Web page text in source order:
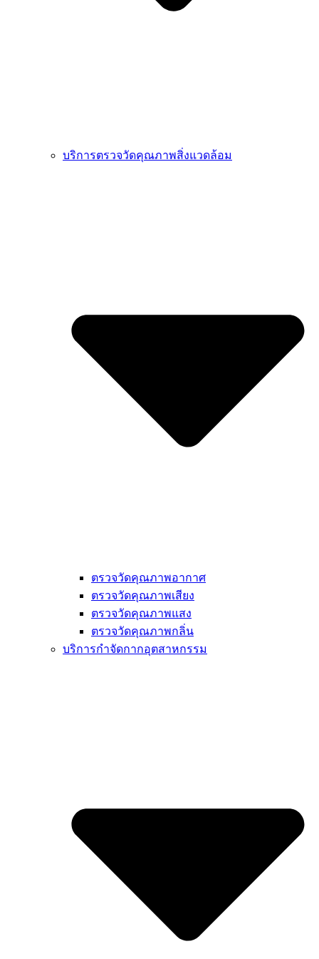
บริการตรวจวัดคุณภาพสิ่งแวดล้อม
ตรวจวัดคุณภาพอากาศ
ตรวจวัดคุณภาพเสียง
ตรวจวัดคุณภาพแสง
ตรวจวัดคุณภาพกลิ่น
บริการกำจัดกากอุตสาหกรรม